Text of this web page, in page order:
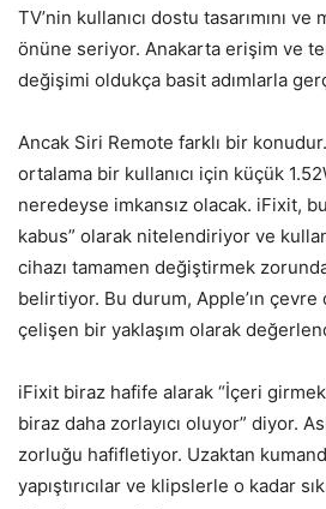
TV’nin kullanıcı dostu tasarımını ve
önüne seriyor. Anakarta erişim ve
değişimi oldukça basit adımlarla
Ancak Siri Remote farklı bir
ortalama bir kullanıcı için küçük
neredeyse imkansız olacak. iFixit,
kabus” olarak nitelendiriyor ve
cihazı tamamen değiştirmek
belirtiyor. Bu durum, Apple’ın
çelişen bir yaklaşım olarak
iFixit biraz hafife alarak “İçeri
biraz daha zorlayıcı oluyor” diyor.
zorluğu hafifletiyor. Uzaktan
yapıştırıcılar ve klipslerle o kadar